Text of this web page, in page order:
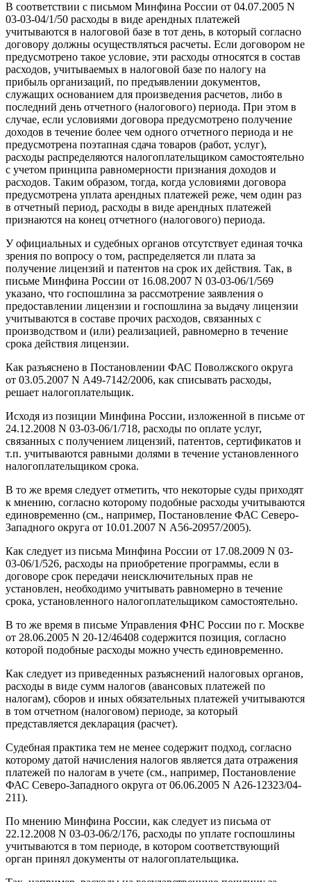
В соответствии с письмом Минфина России от 04.07.2005 N
03-03-04/1/50 расходы в виде арендных платежей
учитываются в налоговой базе в тот день, в который согласно
договору должны осуществляться расчеты. Если договором не
предусмотрено такое условие, эти расходы относятся в состав
расходов, учитываемых в налоговой базе по налогу на
прибыль организаций, по предъявлении документов,
служащих основанием для произведения расчетов, либо в
последний день отчетного (налогового) периода. При этом в
случае, если условиями договора предусмотрено получение
доходов в течение более чем одного отчетного периода и не
предусмотрена поэтапная сдача товаров (работ, услуг),
расходы распределяются налогоплательщиком самостоятельно
с учетом принципа равномерности признания доходов и
расходов. Таким образом, тогда, когда условиями договора
предусмотрена уплата арендных платежей реже, чем один раз
в отчетный период, расходы в виде арендных платежей
признаются на конец отчетного (налогового) периода.
У официальных и судебных органов отсутствует единая точка
зрения по вопросу о том, распределяется ли плата за
получение лицензий и патентов на срок их действия. Так, в
письме Минфина России от 16.08.2007 N 03-03-06/1/569
указано, что госпошлина за рассмотрение заявления о
предоставлении лицензии и госпошлина за выдачу лицензии
учитываются в составе прочих расходов, связанных с
производством и (или) реализацией, равномерно в течение
срока действия лицензии.
Как разъяснено в Постановлении ФАС Поволжского округа
от 03.05.2007 N А49-7142/2006, как списывать расходы,
решает налогоплательщик.
Исходя из позиции Минфина России, изложенной в письме от
24.12.2008 N 03-03-06/1/718, расходы по оплате услуг,
связанных с получением лицензий, патентов, сертификатов и
т.п. учитываются равными долями в течение установленного
налогоплательщиком срока.
В то же время следует отметить, что некоторые суды приходят
к мнению, согласно которому подобные расходы учитываются
единовременно (см., например, Постановление ФАС Северо-
Западного округа от 10.01.2007 N А56-20957/2005).
Как следует из письма Минфина России от 17.08.2009 N 03-
03-06/1/526, расходы на приобретение программы, если в
договоре срок передачи неисключительных прав не
установлен, необходимо учитывать равномерно в течение
срока, установленного налогоплательщиком самостоятельно.
В то же время в письме Управления ФНС России по г. Москве
от 28.06.2005 N 20-12/46408 содержится позиция, согласно
которой подобные расходы можно учесть единовременно.
Как следует из приведенных разъяснений налоговых органов,
расходы в виде сумм налогов (авансовых платежей по
налогам), сборов и иных обязательных платежей учитываются
в том отчетном (налоговом) периоде, за который
представляется декларация (расчет).
Судебная практика тем не менее содержит подход, согласно
которому датой начисления налогов является дата отражения
платежей по налогам в учете (см., например, Постановление
ФАС Северо-Западного округа от 06.06.2005 N А26-12323/04-
211).
По мнению Минфина России, как следует из письма от
22.12.2008 N 03-03-06/2/176, расходы по уплате госпошлины
учитываются в том периоде, в котором соответствующий
орган принял документы от налогоплательщика.